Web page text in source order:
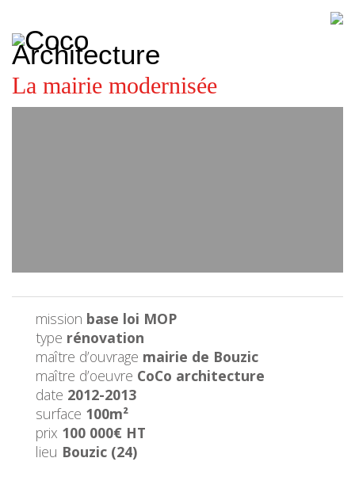
Architecture
architecture,
urbanisme,
etc.
La mairie modernisée
mission base loi MOP
type rénovation
maître d’ouvrage mairie de Bouzic
maître d’oeuvre CoCo architecture
date 2012-2013
surface 100m²
prix 100 000€ HT
lieu Bouzic (24)